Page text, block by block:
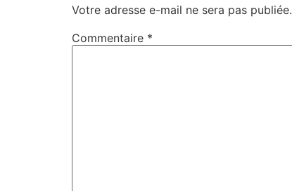
Votre adresse e-mail ne sera pas publiée.
Commentaire *